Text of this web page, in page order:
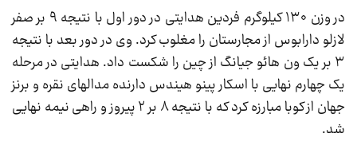
در وزن ۱۳۰ کیلوگرم فردین هدایتی در دور اول با نتیجه ۹ بر صفر
لازلو دارابوس از مجارستان را مغلوب کرد. وی در دور بعد با نتیجه
۳ بر یک ون هائو جیانگ از چین را شکست داد. هدایتی در مرحله
یک چهارم نهایی با اسکار پینو هیندس دارنده مدالهای نقره و برنز
جهان از کوبا مبارزه کرد که با نتیجه ۸ بر ۲ پیروز و راهی نیمه نهایی
شد.